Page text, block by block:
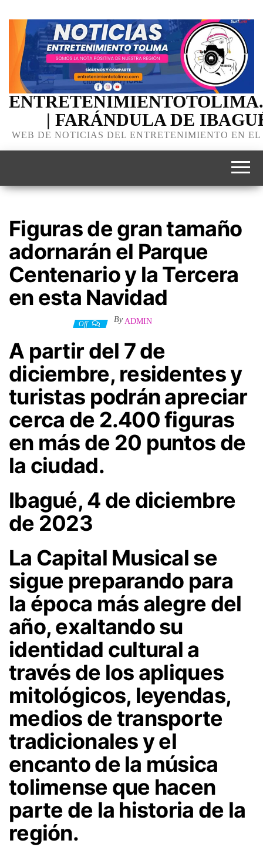
| FARÁNDULA DE
WEB DE NOTICIAS DEL ENTRETENIMIENTO EN
Figuras de gran tamaño
adornarán el Parque
Centenario y la Tercera
en esta Navidad
Off By ADMIN
A partir del 7 de
diciembre, residentes y
turistas podrán apreciar
cerca de 2.400 figuras
en más de 20 puntos de
la ciudad.
Ibagué, 4 de diciembre
de 2023
La Capital Musical se
sigue preparando para
la época más alegre del
año, exaltando su
identidad cultural a
través de los apliques
mitológicos, leyendas,
medios de transporte
tradicionales y el
encanto de la música
tolimense que hacen
parte de la historia de la
región.